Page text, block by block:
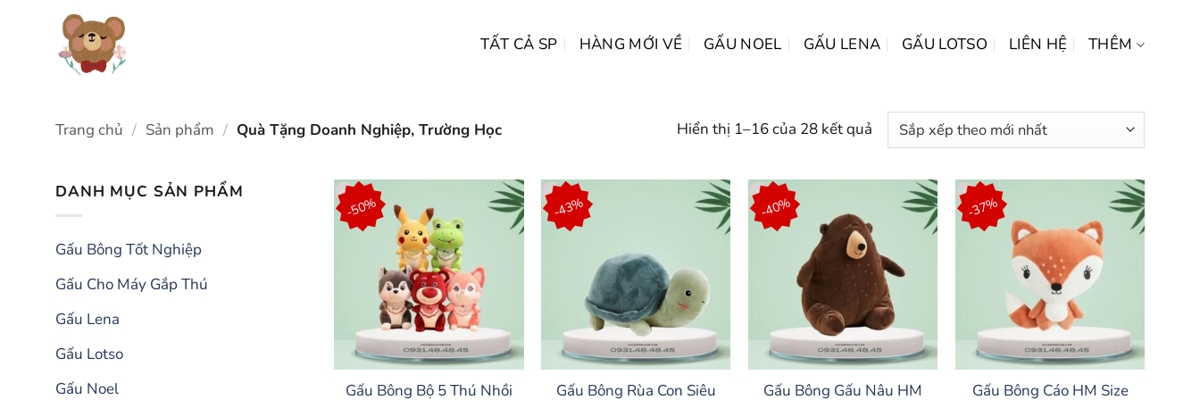
TẤT CẢ SP HÀNG MỚI VỀ GẤU NOEL GẤU LENA GẤU LOTSO LIÊN HỆ THÊM
Trang chủ / Sản phẩm / Quà Tặng Doanh Nghiệp, Trường Học Hiển thị 1–16 của 28 kết quảĐã
sắp
xếp
mới
nhất
DANH MỤC SẢN PHẨM
Gấu Bông Tốt Nghiệp
Gấu Cho Máy Gắp Thú
Gấu Lena
Gấu Lotso
Gấu Noel
-50%
Gấu Bông Bộ 5 Thú Nhồi
-43%
Gấu Bông Rùa Con Siêu
-40%
Gấu Bông Gấu Nâu HM
-37%
Gấu Bông Cáo HM Size